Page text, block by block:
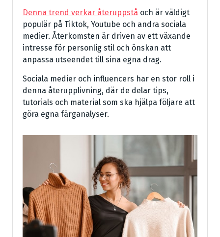
Denna trend verkar återuppstå och är väldigt
populär på Tiktok, Youtube och andra sociala
medier. Återkomsten är driven av ett växande
intresse för personlig stil och önskan att
anpassa utseendet till sina egna drag.
Sociala medier och influencers har en stor roll i
denna återupplivning, där de delar tips,
tutorials och material som ska hjälpa följare att
göra egna färganalyser.